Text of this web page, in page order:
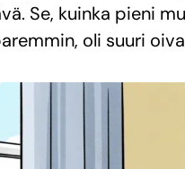
Se, kuinka pieni
oli suuri